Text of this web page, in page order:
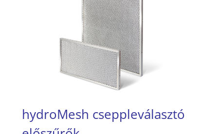
hydroMesh cseppleválasztó